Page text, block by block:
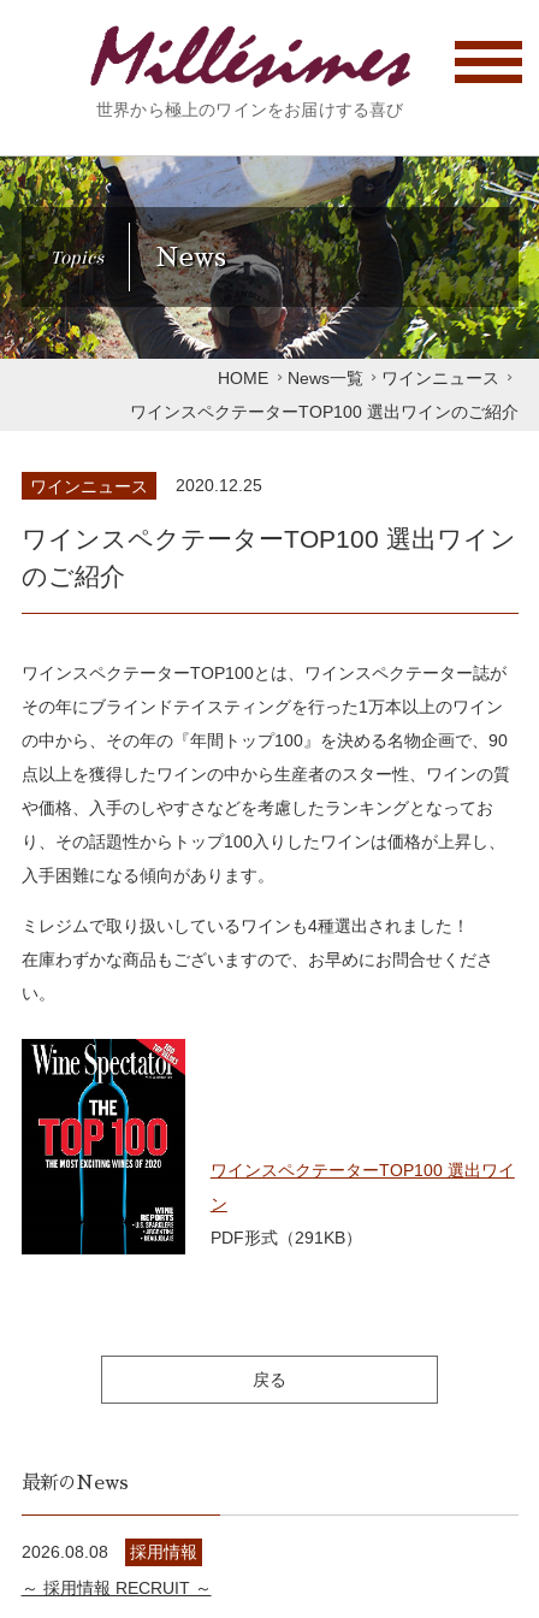
世界から極上のワインをお届けする喜び
Topics News
HOME News一覧
ワインニュース
ワインスペクテーターTOP100 選出ワインのご紹介
ワインニュース 2020.12.25
ワインスペクテーターTOP100 選出ワイン
のご紹介
ワインスペクテーターTOP100とは、ワインスペクテーター誌が
その年にブラインドテイスティングを行った1万本以上のワイン
の中から、その年の『年間トップ100』を決める名物企画で、90
点以上を獲得したワインの中から生産者のスター性、ワインの質
や価格、入手のしやすさなどを考慮したランキングとなってお
り、その話題性からトップ100入りしたワインは価格が上昇し、
入手困難になる傾向があります。
ミレジムで取り扱いしているワインも4種選出されました！
在庫わずかな商品もございますので、お早めにお問合せくださ
い。
ワインスペクテーターTOP100 選出ワイ
ン
PDF形式（291KB）
戻る
最新のNews
2026.08.08
採用情報
～ 採用情報 RECRUIT ～